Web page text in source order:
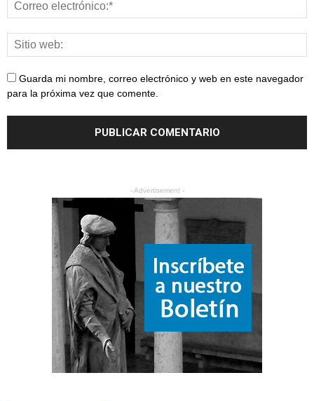
Guarda mi nombre, correo electrónico y web en este navegador
para la próxima vez que comente.
- Advertisement -